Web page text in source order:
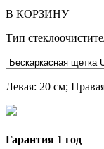
В КОРЗИНУ
Тип
Левая: 20 см;
Гарантия 1 год